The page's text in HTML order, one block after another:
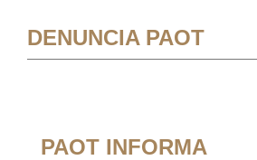
DENUNCIA PAOT
PAOT INFORMA